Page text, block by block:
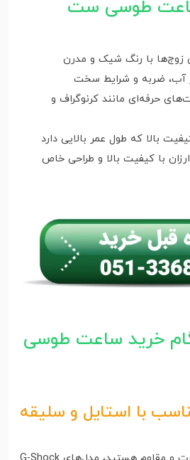
ساعت طوسی ست
زوج‌ها با رنگ شیک و مدرن
آب، ضربه و شرایط سخت
حرفه‌ای مانند کرنوگراف و
بالا که طول عمر بالایی دارد
با کیفیت بالا و طراحی خاص
خرید ساعت طوسی
با استایل و سلیقه